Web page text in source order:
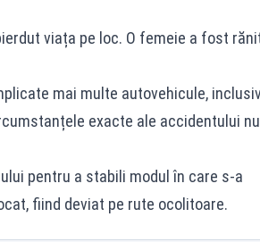
viața pe loc. O femeie a fost
mai multe autovehicule, inclusiv
exacte ale accidentului nu
pentru a stabili modul în care s-a
fiind deviat pe rute ocolitoare.